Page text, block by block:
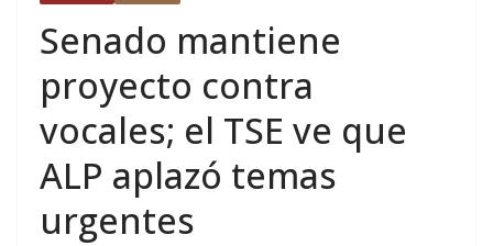
Senado mantiene
proyecto contra
vocales; el TSE ve que
ALP aplazó temas
urgentes